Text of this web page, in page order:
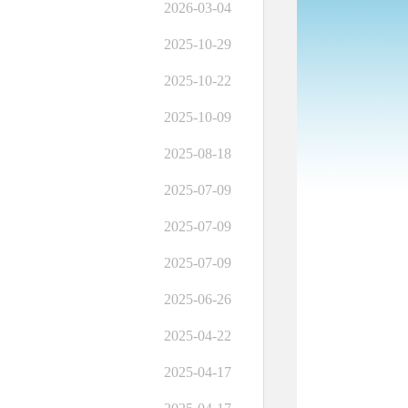
2026-03-04
2025-10-29
2025-10-22
2025-10-09
2025-08-18
2025-07-09
2025-07-09
2025-07-09
2025-06-26
2025-04-22
2025-04-17